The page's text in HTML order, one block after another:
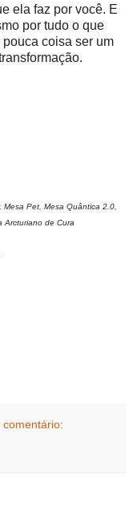
ela faz por você. E
por tudo o que
coisa ser um
Pet, Mesa Quântica 2.0,
Arcturiano de Cura
comentário: